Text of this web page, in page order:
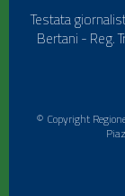
Testata
Bertani - Reg.
© Copyright